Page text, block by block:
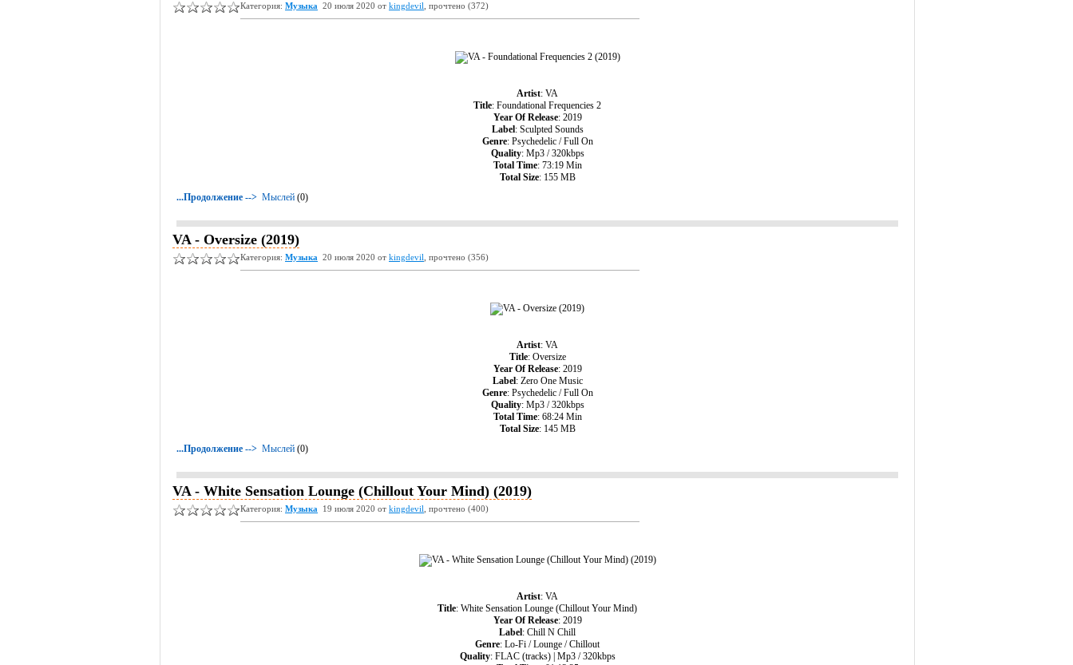
Категория: Музыка 20 июля 2020 от kingdevil , прочтено (372)
Artist: VA
Title: Foundational Frequencies 2
Year Of Release: 2019
Label: Sculpted Sounds
Genre: Psychedelic / Full On
Quality: Mp3 / 320kbps
Total Time: 73:19 Min
Total Size: 155 MB
...Продолжение --> Мыслей (0)
VA - Oversize (2019)
Категория: Музыка 20 июля 2020 от kingdevil , прочтено (356)
Artist: VA
Title: Oversize
Year Of Release: 2019
Label: Zero One Music
Genre: Psychedelic / Full On
Quality: Mp3 / 320kbps
Total Time: 68:24 Min
Total Size: 145 MB
...Продолжение --> Мыслей (0)
VA - White Sensation Lounge (Chillout Your Mind) (2019)
Категория: Музыка 19 июля 2020 от kingdevil , прочтено (400)
Artist: VA
Title: White Sensation Lounge (Chillout Your Mind)
Year Of Release: 2019
Label: Chill N Chill
Genre: Lo-Fi / Lounge / Chillout
Quality: FLAC (tracks) | Mp3 / 320kbps